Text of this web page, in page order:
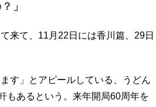
」
来て、11月22日には香川篇、29日
す」とアピールしている、うどん
もあるという。来年開局60周年を